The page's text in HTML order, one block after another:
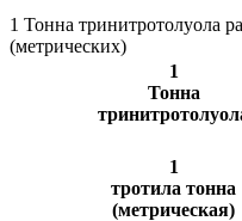
1 Тонна тринитротолуола
(метрических)
1
Тонна
1
тротила тонна
(метрическая)